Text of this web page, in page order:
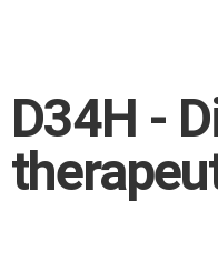
D34H -